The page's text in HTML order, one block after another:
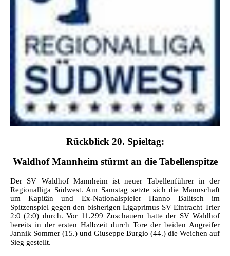
Rückblick 20. Spieltag:
Waldhof Mannheim stürmt an die Tabellenspitze
Der SV Waldhof Mannheim ist neuer Tabellenführer in der
Regionalliga Südwest. Am Samstag setzte sich die Mannschaft
um Kapitän und Ex-Nationalspieler Hanno Balitsch im
Spitzenspiel gegen den bisherigen Ligaprimus SV Eintracht Trier
2:0 (2:0) durch. Vor 11.299 Zuschauern hatte der SV Waldhof
bereits in der ersten Halbzeit durch Tore der beiden Angreifer
Jannik Sommer (15.) und Giuseppe Burgio (44.) die Weichen auf
Sieg gestellt.